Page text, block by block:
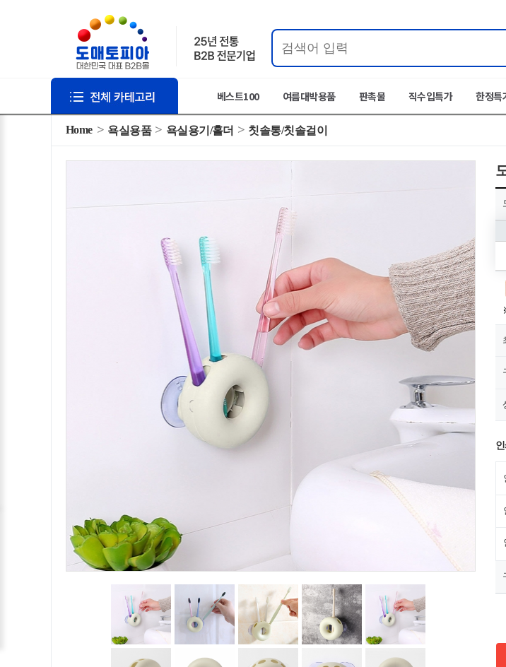
베스트100 여름대박용품 판촉물 직수입특가 한정특
Home 욕실용품 욕실용기/홀더 칫솔통/칫솔걸이